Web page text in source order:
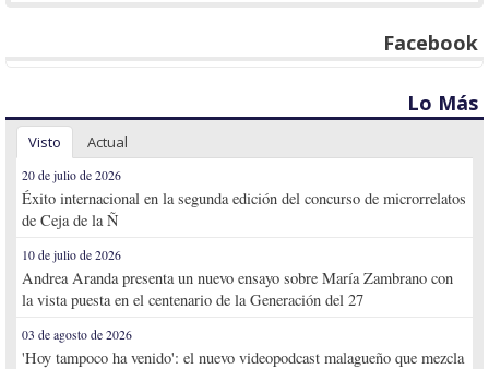
Facebook
Lo Más
Visto Actual
20 de julio de 2026
Éxito internacional en la segunda edición del concurso de microrrelatos
de Ceja de la Ñ
10 de julio de 2026
Andrea Aranda presenta un nuevo ensayo sobre María Zambrano con
la vista puesta en el centenario de la Generación del 27
03 de agosto de 2026
'Hoy tampoco ha venido': el nuevo videopodcast malagueño que mezcla